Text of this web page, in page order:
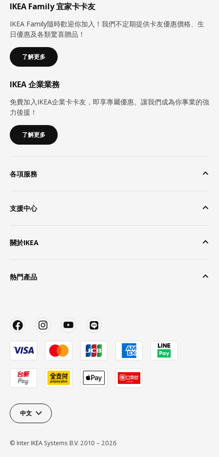
IKEA Family 宜家卡卡友
IKEA Family隨時歡迎你加入！我們不定期提供卡友優惠價格、生
日優惠及各類驚喜贈品！
了解更多
IKEA 企業業務
免費加入IKEA企業卡卡友，即享專屬優惠。讓我們成為你事業的強
力後援！
了解更多
各項服務
支援中心
關於IKEA
熱門產品
中文
© Inter IKEA Systems B.V. 2010 – 2026